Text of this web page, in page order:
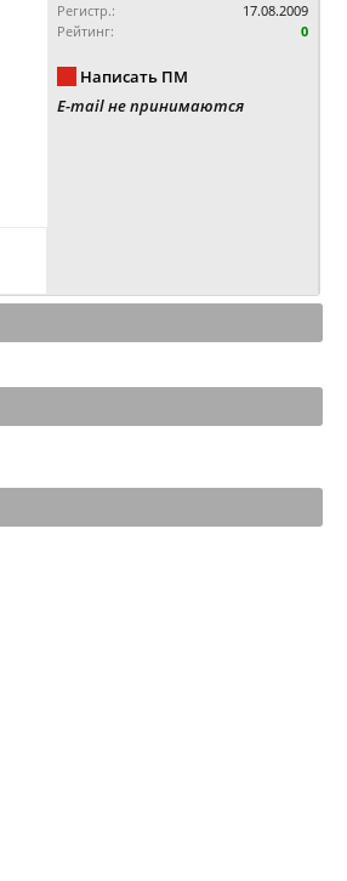
Регистр.:
17.08.2009
Рейтинг:
0
Написать ПМ
E-mail не принимаются